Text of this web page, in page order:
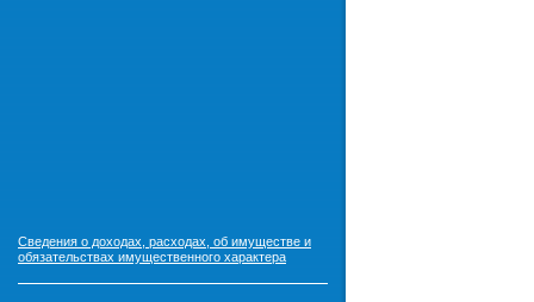
Сведения о доходах, расходах, об имуществе и
обязательствах имущественного характера